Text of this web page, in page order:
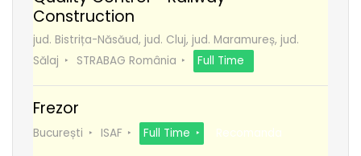
Construction
jud. Bistrița-Năsăud, jud. Cluj, jud. Maramureș, jud.
Sălaj
STRABAG România Full Time
Frezor
București ISAF Full Time Recomanda